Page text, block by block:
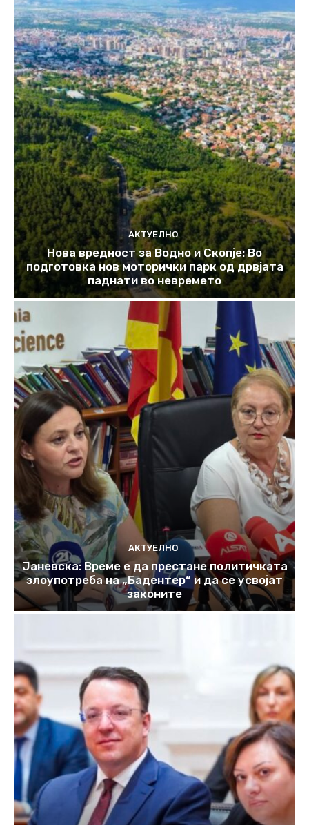
АКТУЕЛНО
Нова вредност за Водно и Скопје: Во
подготовка нов моторички парк од дрвјата
паднати во невремето
АКТУЕЛНО
Јаневска: Време е да престане политичката
злоупотреба на „Бадентер“ и да се усвојат
законите